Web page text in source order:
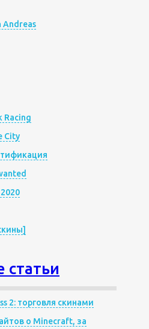
Andreas
Racing
City
статьи
2: торговля скинами
о Minecraft, за